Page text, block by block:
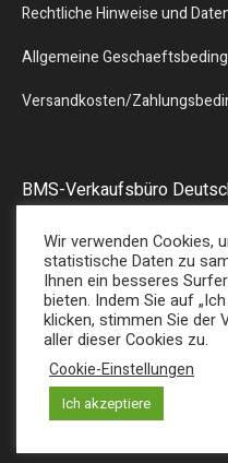
Rechtliche Hinweise und
Allgemeine
Versandkosten/
BMS-Verkaufsbüro
57580 – GEBHARDSHAIN
Tel : + 49 (0) 2747/7487
E-Mail:
Wir verwenden Cookies,
statistische Daten zu
Ihnen ein besseres
bieten. Indem Sie auf
klicken, stimmen Sie der
aller dieser Cookies zu.
Cookie-Einstellungen
Ich akzeptiere